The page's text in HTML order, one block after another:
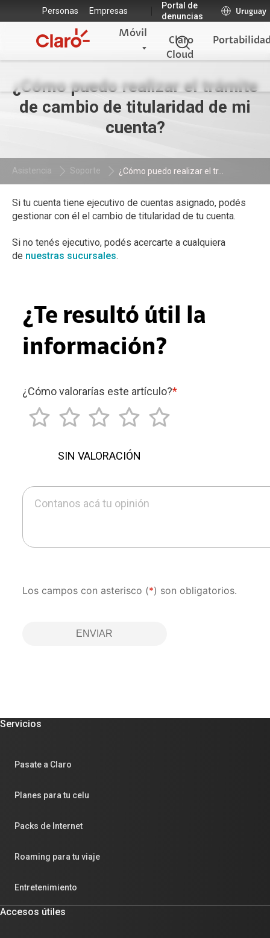
Personas Empresas
Portal de
denuncias
Uruguay
Móvil
Claro
Cloud
¿Cómo puedo realizar el trámite
de cambio de titularidad de mi
cuenta?
Asistencia Soporte ¿Cómo puedo realizar el tr...
Si tu cuenta tiene ejecutivo de cuentas asignado, podés
gestionar con él el cambio de titularidad de tu cuenta.
Si no tenés ejecutivo, podés acercarte a cualquiera
de nuestras sucursales.
¿Te resultó útil la
información?
¿Cómo valorarías este artículo?*
SIN VALORACIÓN
Contanos acá tu opinión
Los campos con asterisco (*) son obligatorios.
ENVIAR
Servicios
Pasate a Claro
Planes para tu celu
Packs de Internet
Roaming para tu viaje
Entretenimiento
Accesos útiles